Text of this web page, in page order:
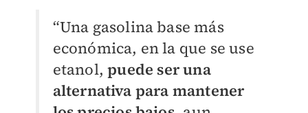
“Una gasolina base más
económica, en la que se use
etanol,puede ser una
alternativa para mantener